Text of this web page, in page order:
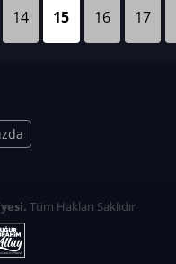
14 15 16 17
Tüm Hakları Saklıdır